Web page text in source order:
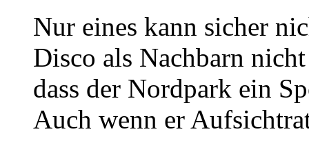
Nur eines kann sicher
Disco als Nachbarn
dass der Nordpark ein
Auch wenn er